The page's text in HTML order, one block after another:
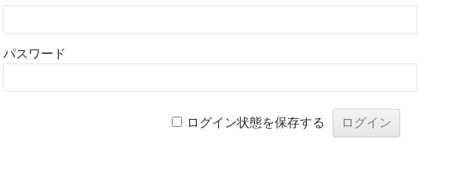
パスワード
ログイン状態を保存する